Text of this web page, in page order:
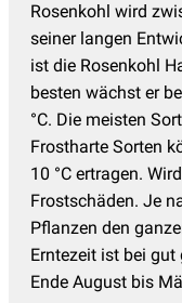
Rosenkohl wird
seiner langen
ist die Rosenkohl
besten wächst er
°C. Die meisten
Frostharte Sorten
10 °C ertragen.
Frostschäden. Je
Pflanzen den
Erntezeit ist bei
Ende August bis